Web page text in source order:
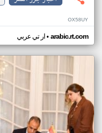
OX58UY
ار تي عربي• arabic.rt.com